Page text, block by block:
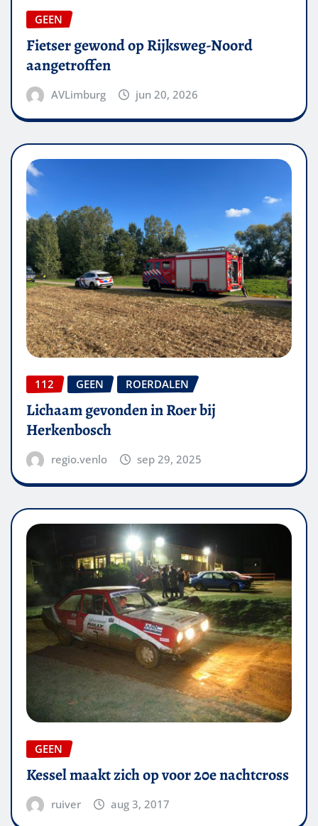
GEEN
Fietser gewond op Rijksweg-Noord
aangetroffen
AVLimburg jun 20, 2026
112 GEEN ROERDALEN
Lichaam gevonden in Roer bij
Herkenbosch
regio.venlo sep 29, 2025
GEEN
Kessel maakt zich op voor 20e nachtcross
ruiver aug 3, 2017